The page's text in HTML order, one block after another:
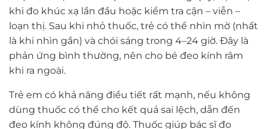
khi đo khúc xạ lần đầu hoặc kiểm tra cận – viễn –
loạn thị. Sau khi nhỏ thuốc, trẻ có thể nhìn mờ (nhất
là khi nhìn gần) và chói sáng trong 4–24 giờ. Đây là
phản ứng bình thường, nên cho bé đeo kính râm
khi ra ngoài.
Trẻ em có khả năng điều tiết rất mạnh, nếu không
dùng thuốc có thể cho kết quả sai lệch, dẫn đến
đeo kính không đúng độ. Thuốc giúp bác sĩ đo